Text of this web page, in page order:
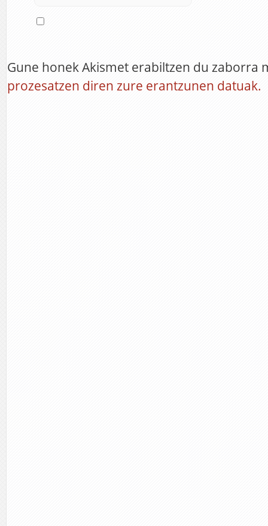
Gune honek Akismet erabiltzen du zaborra
prozesatzen diren zure erantzunen datuak.